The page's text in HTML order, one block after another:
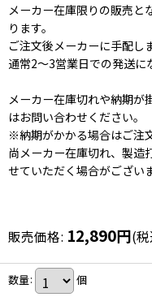
メーカー在庫限りの販売と
ります。
ご注文後メーカーに手配し
通常2〜3営業日での発送に
メーカー在庫切れや納期が
はお問い合わせください。
※納期がかかる場合はご注
尚メーカー在庫切れ、製造
せていただく場合がござい
販売価格: 12,890円(
数量: 個